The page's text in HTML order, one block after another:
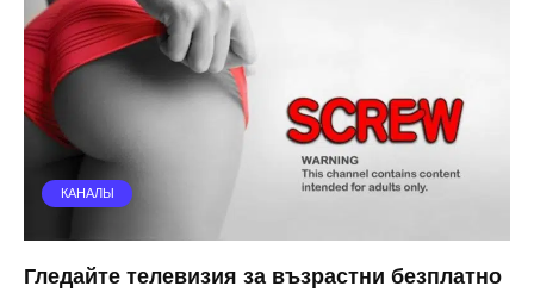
КАНАЛЫ
Гледайте телевизия за възрастни безплатно